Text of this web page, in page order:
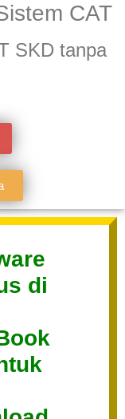
CAT
SKD tanpa
di